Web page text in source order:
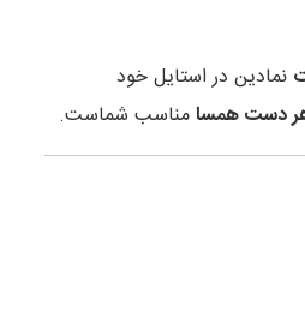
نمادین در استایل خود
دست همسامناسب شماست.